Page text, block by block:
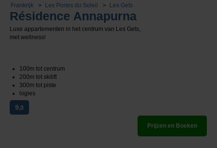
Frankrijk Les Portes du Soleil Les Gets
Résidence Annapurna
Luxe appartementen in het centrum van Les Gets,
met wellness!
100m tot centrum
200m tot skilift
300m tot piste
logies
9,0
Prijzen en Boeken